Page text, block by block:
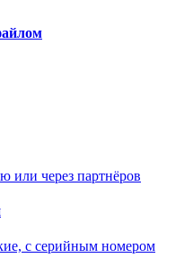
или через партнёров
с серийным номером